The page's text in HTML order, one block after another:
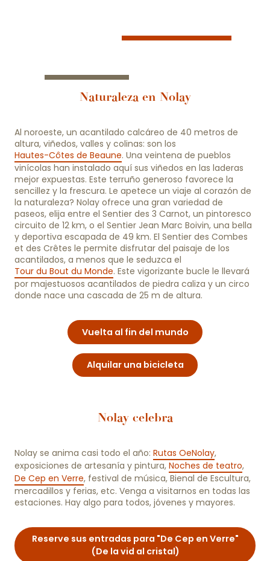
Naturaleza en Nolay
Al noroeste, un acantilado calcáreo de 40 metros de
altura, viñedos, valles y colinas: son los
Hautes-Côtes de Beaune. Una veintena de pueblos
vinícolas han instalado aquí sus viñedos en las laderas
mejor expuestas. Este terruño generoso favorece la
sencillez y la frescura. Le apetece un viaje al corazón de
la naturaleza? Nolay ofrece una gran variedad de
paseos, elija entre el Sentier des 3 Carnot, un pintoresco
circuito de 12 km, o el Sentier Jean Marc Boivin, una bella
y deportiva escapada de 49 km. El Sentier des Combes
et des Crêtes le permite disfrutar del paisaje de los
acantilados, a menos que le seduzca el
Tour du Bout du Monde. Este vigorizante bucle le llevará
por majestuosos acantilados de piedra caliza y un circo
donde nace una cascada de 25 m de altura.
Vuelta al fin del mundo
Alquilar una bicicleta
Nolay celebra
Nolay se anima casi todo el año: Rutas OeNolay,
exposiciones de artesanía y pintura, Noches de teatro,
De Cep en Verre, festival de música, Bienal de Escultura,
mercadillos y ferias, etc. Venga a visitarnos en todas las
estaciones. Hay algo para todos, jóvenes y mayores.
Reserve sus entradas para "De Cep en Verre"
(De la vid al cristal)